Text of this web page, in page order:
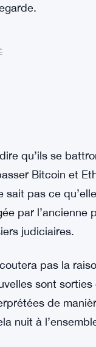
qu’ils se
Bitcoin et
sait pas ce